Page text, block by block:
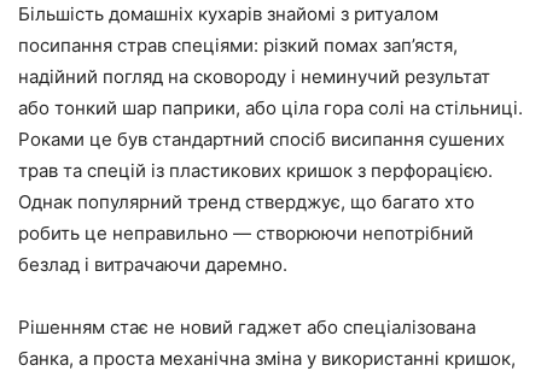
Більшість домашніх кухарів знайомі з ритуалом
посипання страв спеціями: різкий помах зап’ястя,
надійний погляд на сковороду і неминучий результат
або тонкий шар паприки, або ціла гора солі на стільниці.
Роками це був стандартний спосіб висипання сушених
трав та спецій із пластикових кришок з перфорацією.
Однак популярний тренд стверджує, що багато хто
робить це неправильно — створюючи непотрібний
безлад і витрачаючи даремно.
Рішенням стає не новий гаджет або спеціалізована
банка, а проста механічна зміна у використанні кришок,